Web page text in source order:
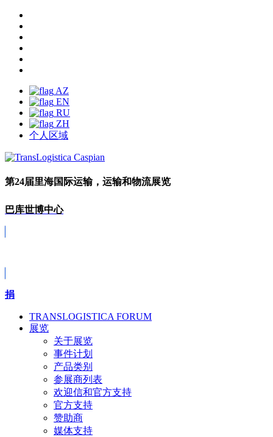
AZ
EN
RU
ZH
个人区域
第24届里海国际运输，运输和物流展览
巴库世博中心
捐
TRANSLOGISTICA FORUM
展览
关于展览
事件计划
产品类别
参展商列表
欢迎信和官方支持
官方支持
赞助商
媒体支持